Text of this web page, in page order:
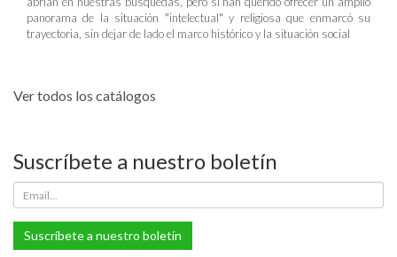
panorama de la situación "intelectual" y religiosa que enmarcó su
trayectoria, sin dejar de lado el marco histórico y la situación social
Ver todos los catálogos
Suscríbete a nuestro boletín
Suscríbete a nuestro boletín